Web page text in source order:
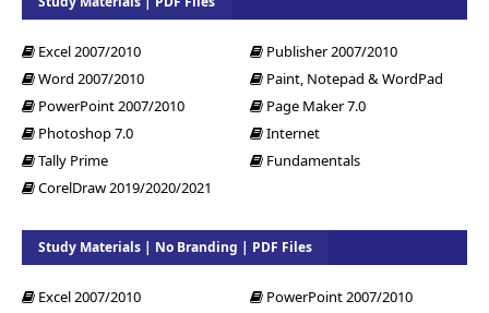
Excel 2007/2010
Publisher 2007/2010
Word 2007/2010
Paint, Notepad & WordPad
PowerPoint 2007/2010
Page Maker 7.0
Photoshop 7.0
Internet
Tally Prime
Fundamentals
CorelDraw 2019/2020/2021
Study Materials | No Branding | PDF Files
Excel 2007/2010
PowerPoint 2007/2010